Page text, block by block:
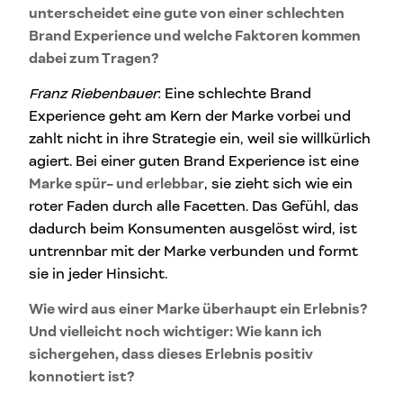
unterscheidet eine gute von einer schlechten
Brand Experience und welche Faktoren kommen
dabei zum Tragen?
Franz Riebenbauer: Eine schlechte Brand
Experience geht am Kern der Marke vorbei und
zahlt nicht in ihre Strategie ein, weil sie willkürlich
agiert. Bei einer guten Brand Experience ist eine
Marke spür- und erlebbar, sie zieht sich wie ein
roter Faden durch alle Facetten. Das Gefühl, das
dadurch beim Konsumenten ausgelöst wird, ist
untrennbar mit der Marke verbunden und formt
sie in jeder Hinsicht.
Wie wird aus einer Marke überhaupt ein Erlebnis?
Und vielleicht noch wichtiger: Wie kann ich
sichergehen, dass dieses Erlebnis positiv
konnotiert ist?